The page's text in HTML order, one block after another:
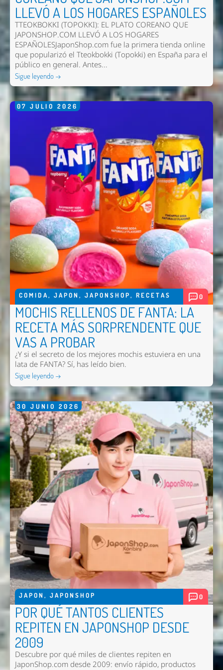
LLEVÓ A LOS HOGARES ESPAÑOLES
TTEOKBOKKI (TOPOKKI): EL PLATO COREANO QUE
JAPONSHOP.COM LLEVÓ A LOS HOGARES
ESPAÑOLESJaponShop.com fue la primera tienda online
que popularizó el Tteokbokki (Topokki) en España para el
público en general. Antes...
Sigue leyendo →
07 JULIO 2026
COMIDA, JAPON , JAPONSHOP, RECETAS 0
MOCHIS RELLENOS DE FANTA: LA
RECETA MÁS SORPRENDENTE QUE
VAS A PROBAR
¿Y si el secreto de los mejores mochis estuviera en una
lata de FANTA? Sí, has leído bien.
Sigue leyendo →
30 JUNIO 2026
JAPON , JAPONSHOP 0
POR QUÉ TANTOS CLIENTES
REPITEN EN JAPONSHOP DESDE
2009
Descubre por qué miles de clientes repiten en
JaponShop.com desde 2009: envío rápido, productos